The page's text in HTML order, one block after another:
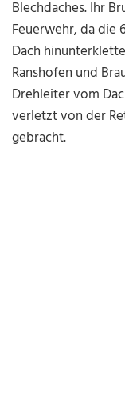
Blechdaches. Ihr
Feuerwehr, da die
Dach
Ranshofen und
Drehleiter vom
verletzt von der
gebracht.